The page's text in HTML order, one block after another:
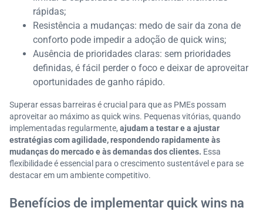
rápidas;
Resistência a mudanças: medo de sair da zona de
conforto pode impedir a adoção de quick wins;
Ausência de prioridades claras: sem prioridades
definidas, é fácil perder o foco e deixar de aproveitar
oportunidades de ganho rápido.
Superar essas barreiras é crucial para que as PMEs possam
aproveitar ao máximo as quick wins. Pequenas vitórias, quando
implementadas regularmente, ajudam a testar e a ajustar
estratégias com agilidade, respondendo rapidamente às
mudanças do mercado e às demandas dos clientes. Essa
flexibilidade é essencial para o crescimento sustentável e para se
destacar em um ambiente competitivo.
Benefícios de implementar quick wins na